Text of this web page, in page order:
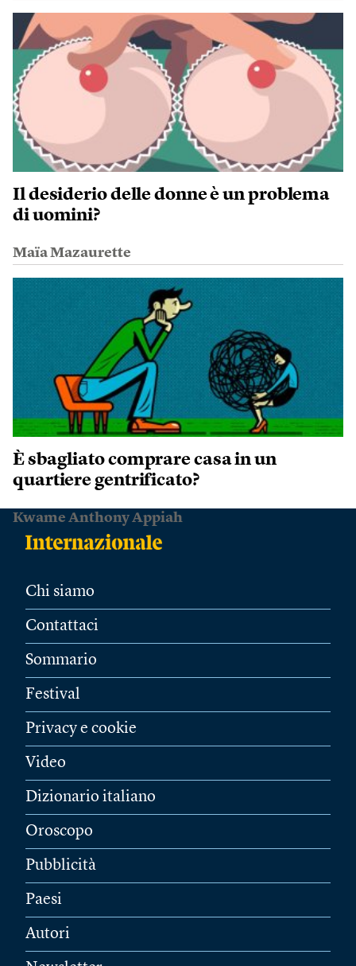
Il desiderio delle donne è un problema
di uomini?
Maïa Mazaurette
È sbagliato comprare casa in un
quartiere gentrificato?
Kwame Anthony Appiah
Chi siamo
Contattaci
Sommario
Festival
Privacy e cookie
Video
Dizionario italiano
Oroscopo
Pubblicità
Paesi
Autori